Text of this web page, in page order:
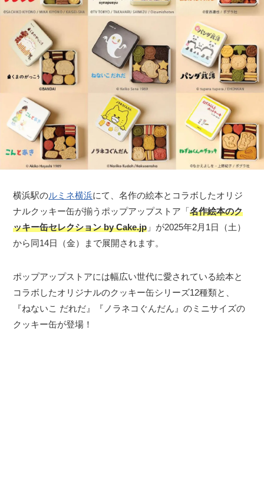
横浜駅のルミネ横浜にて、名作の絵本とコラボしたオリジ
ナルクッキー缶が揃うポップアップストア「名作絵本のク
ッキー缶セレクション by Cake.jp 」が2025年2月1日（土）
から同14日（金）まで展開されます。
ポップアップストアには幅広い世代に愛されている絵本と
コラボしたオリジナルのクッキー缶シリーズ12種類と、
『ねないこ だれだ』『ノラネコぐんだん』のミニサイズの
クッキー缶が登場！